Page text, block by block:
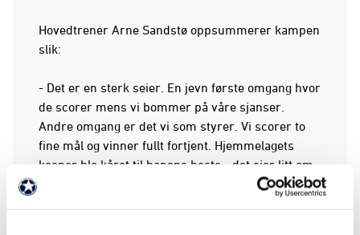
Hovedtrener Arne Sandstø oppsummerer kampen
slik:
- Det er en sterk seier. En jevn første omgang hvor
de scorer mens vi bommer på våre sjanser.
Andre omgang er det vi som styrer. Vi scorer to
fine mål og vinner fullt fortjent. Hjemmelagets
keeper ble kåret til banens beste - det sier litt om